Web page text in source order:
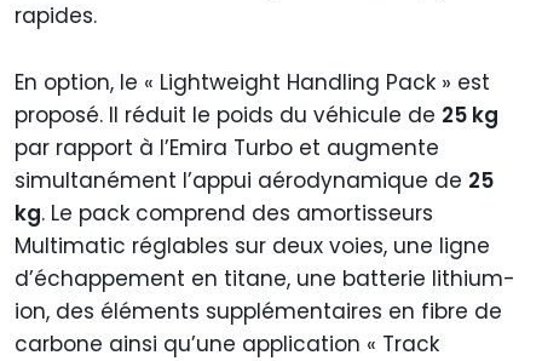
rapides.
En option, le « Lightweight Handling Pack » est
proposé. Il réduit le poids du véhicule de 25 kg
par rapport à l’Emira Turbo et augmente
simultanément l’appui aérodynamique de 25
kg. Le pack comprend des amortisseurs
Multimatic réglables sur deux voies, une ligne
d’échappement en titane, une batterie lithium-
ion, des éléments supplémentaires en fibre de
carbone ainsi qu’une application « Track